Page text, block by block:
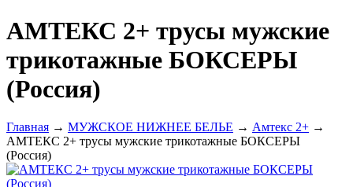
АМТЕКС 2+ трусы мужские
трикотажные БОКСЕРЫ
(Россия)
Главная → МУЖСКОЕ НИЖНЕЕ БЕЛЬЕ → Амтекс 2+ →
АМТЕКС 2+ трусы мужские трикотажные БОКСЕРЫ
(Россия)